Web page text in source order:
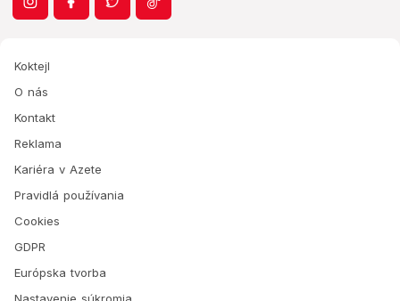
Koktejl
O nás
Kontakt
Reklama
Kariéra v Azete
Pravidlá používania
Cookies
GDPR
Európska tvorba
Nastavenie súkromia